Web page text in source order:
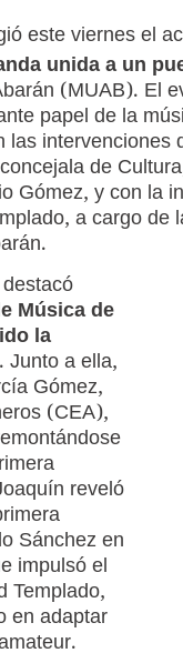
este viernes el
unida a un
(MUAB). El
papel de la
de
Gómez, y con la
a cargo
Música de
la
Junto a ella,
Gómez,
(CEA),
reveló
Sánchez en
impulsó el
Templado,
en adaptar